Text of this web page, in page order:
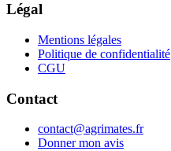
Légal
Mentions légales
Politique de confidentialité
CGU
Contact
contact@agrimates.fr
Donner mon avis